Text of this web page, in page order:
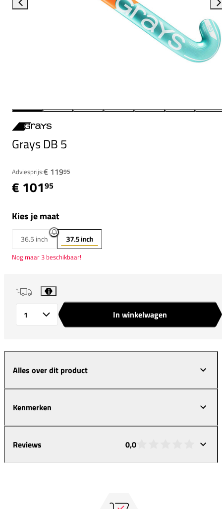
Grays DB 5
Adviesprijs:€ 11995
€ 10195
Kies je maat
36.5 inch 37.5 inch
Nog maar 3 beschikbaar!
i
In winkelwagen
Alles over dit product
Kenmerken
Reviews 0,0